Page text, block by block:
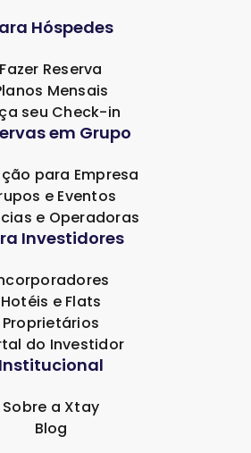
Hóspedes
Fazer Reserva
Mensais
seu Check-in
em Grupo
para Empresa
e Eventos
e Operadoras
Investidores
Hotéis e Flats
Proprietários
do Investidor
Institucional
Sobre a Xtay
Blog